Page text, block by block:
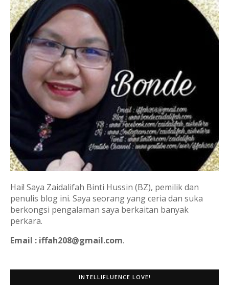
Hai! Saya Zaidalifah Binti Hussin (BZ), pemilik dan
penulis blog ini. Saya seorang yang ceria dan suka
berkongsi pengalaman saya berkaitan banyak
perkara.
Email : iffah208@gmail.com.
INTELLIFLUENCE LOVE!